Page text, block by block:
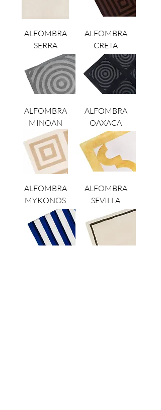
ALFOMBRA
SERRA
ALFOMBRA
CRETA
ALFOMBRA
MINOAN
ALFOMBRA
OAXACA
ALFOMBRA
MYKONOS
ALFOMBRA
SEVILLA